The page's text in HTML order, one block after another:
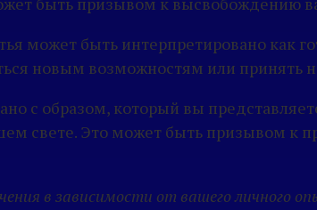
может быть интерпретировано как
новым возможностям или принять
с образом, который вы
свете. Это может быть призывом к
в зависимости от вашего личного